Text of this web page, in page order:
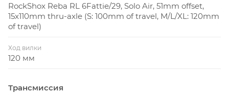
RockShox Reba RL 6Fattie/29, Solo Air, 51mm offset,
15x110mm thru-axle (S: 100mm of travel, M/L/XL: 120mm
of travel)
Ход вилки
120 мм
Трансмиссия